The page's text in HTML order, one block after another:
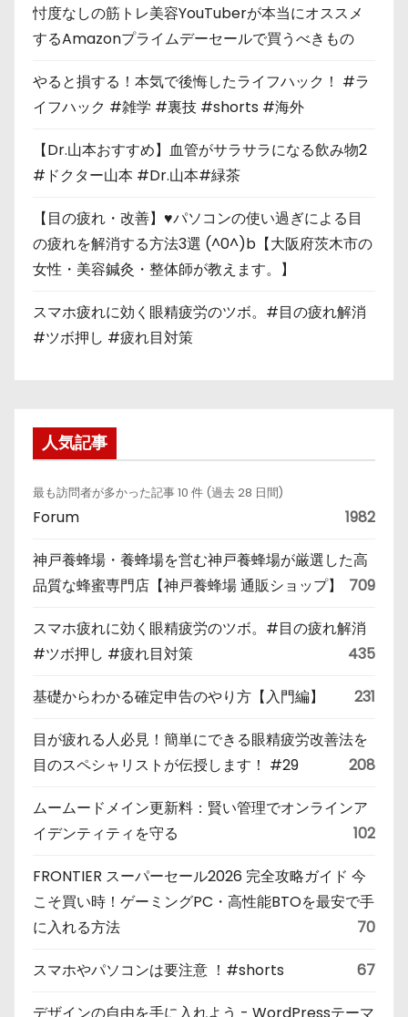
忖度なしの筋トレ美容YouTuberが本当にオススメ
するAmazonプライムデーセールで買うべきもの
やると損する！本気で後悔したライフハック！ #ラ
イフハック #雑学 #裏技 #shorts #海外
【Dr.山本おすすめ】血管がサラサラになる飲み物2
#ドクター山本 #Dr.山本#緑茶
【目の疲れ・改善】♥パソコンの使い過ぎによる目
の疲れを解消する方法3選 (^0^)b【大阪府茨木市の
女性・美容鍼灸・整体師が教えます。】
スマホ疲れに効く眼精疲労のツボ。#目の疲れ解消
#ツボ押し #疲れ目対策
人気記事
最も訪問者が多かった記事 10 件 (過去 28 日間)
Forum 1982
神戸養蜂場・養蜂場を営む神戸養蜂場が厳選した高
品質な蜂蜜専門店【神戸養蜂場 通販ショップ】
709
スマホ疲れに効く眼精疲労のツボ。#目の疲れ解消
#ツボ押し #疲れ目対策
435
基礎からわかる確定申告のやり方【入門編】 231
目が疲れる人必見！簡単にできる眼精疲労改善法を
目のスペシャリストが伝授します！ #29
208
ムームードメイン更新料：賢い管理でオンラインア
イデンティティを守る
102
FRONTIER スーパーセール2026 完全攻略ガイド 今
こそ買い時！ゲーミングPC・高性能BTOを最安で手
に入れる方法
70
スマホやパソコンは要注意 ！#shorts 67